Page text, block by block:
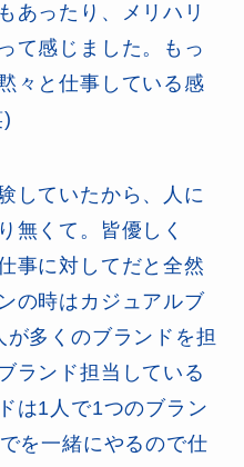
あったり、メリハリ
て感じました。もっ
々と仕事している感
していたから、人に
無くて。皆優しく
事に対してだと全然
の時はカジュアルブ
多くのブランドを担
ランド担当している
は1人で1つのブラン
を一緒にやるので仕